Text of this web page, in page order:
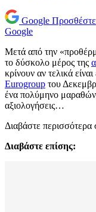
Google
Google
Μετά από την
το δύσκολο μέρος της
κρίνουν αν τελικά
Eurogroup του
ένα πολύμηνο
αξιολογήσεις…
Διαβάστε περισσότερα
Διαβάστε επίσης: